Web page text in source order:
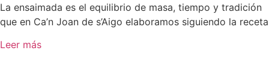
La ensaimada es el equilibrio de masa, tiempo y tradición
que en Ca’n Joan de s’Aigo elaboramos siguiendo la receta
Leer más